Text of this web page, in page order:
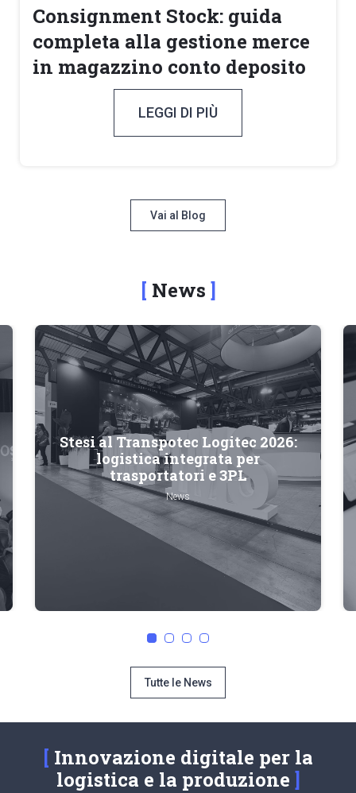
Consignment Stock: guida
completa alla gestione merce
in magazzino conto deposito
LEGGI DI PIÙ
Vai al Blog
News
Stesi al Transpotec Logitec 2026:
logistica integrata per
trasportatori e 3PL
News
Tutte le News
Innovazione digitale per la
logistica e la produzione